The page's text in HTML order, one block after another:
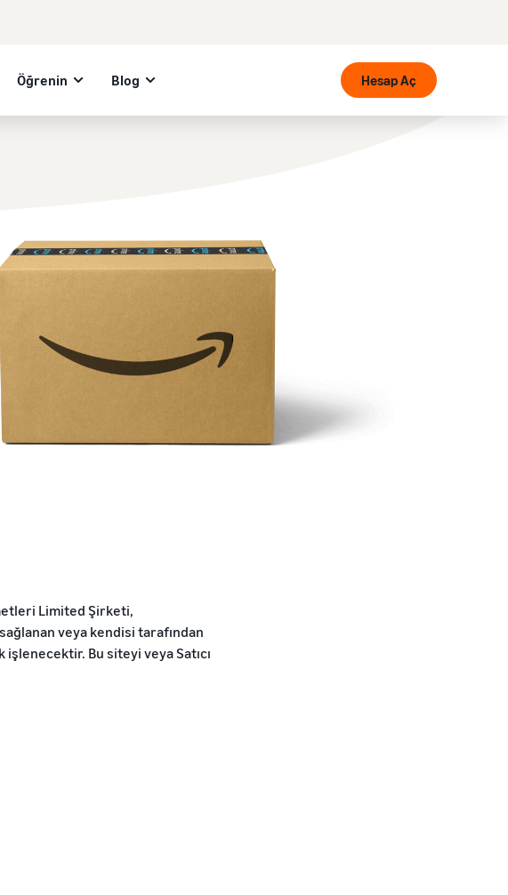
Öğrenin Blog Hesap Aç
Limited Şirketi,
veya kendisi tarafından
işlenecektir. Bu siteyi veya Satıcı